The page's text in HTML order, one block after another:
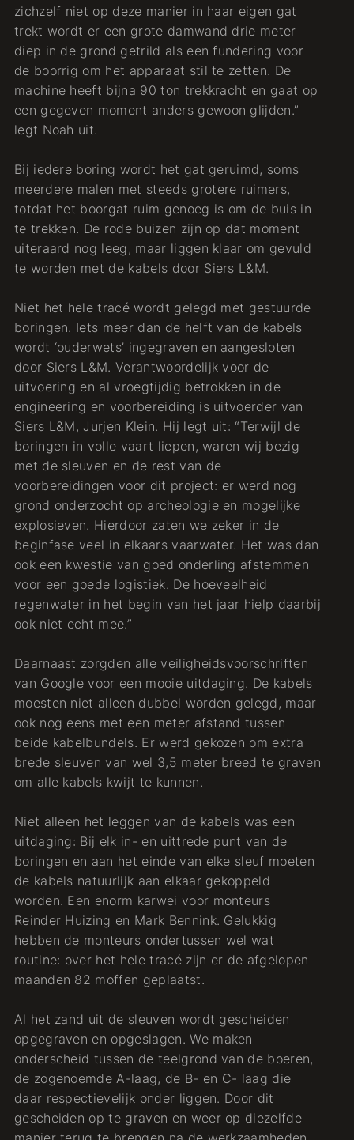
zichzelf niet op deze manier in haar eigen gat
trekt wordt er een grote damwand drie meter
diep in de grond getrild als een fundering voor
de boorrig om het apparaat stil te zetten. De
machine heeft bijna 90 ton trekkracht en gaat op
een gegeven moment anders gewoon glijden.”
legt Noah uit.
Bij iedere boring wordt het gat geruimd, soms
meerdere malen met steeds grotere ruimers,
totdat het boorgat ruim genoeg is om de buis in
te trekken. De rode buizen zijn op dat moment
uiteraard nog leeg, maar liggen klaar om gevuld
te worden met de kabels door Siers L&M.
Niet het hele tracé wordt gelegd met gestuurde
boringen. Iets meer dan de helft van de kabels
wordt ‘ouderwets’ ingegraven en aangesloten
door Siers L&M. Verantwoordelijk voor de
uitvoering en al vroegtijdig betrokken in de
engineering en voorbereiding is uitvoerder van
Siers L&M, Jurjen Klein. Hij legt uit: “Terwijl de
boringen in volle vaart liepen, waren wij bezig
met de sleuven en de rest van de
voorbereidingen voor dit project: er werd nog
grond onderzocht op archeologie en mogelijke
explosieven. Hierdoor zaten we zeker in de
beginfase veel in elkaars vaarwater. Het was dan
ook een kwestie van goed onderling afstemmen
voor een goede logistiek. De hoeveelheid
regenwater in het begin van het jaar hielp daarbij
ook niet echt mee.”
Daarnaast zorgden alle veiligheidsvoorschriften
van Google voor een mooie uitdaging. De kabels
moesten niet alleen dubbel worden gelegd, maar
ook nog eens met een meter afstand tussen
beide kabelbundels. Er werd gekozen om extra
brede sleuven van wel 3,5 meter breed te graven
om alle kabels kwijt te kunnen.
Niet alleen het leggen van de kabels was een
uitdaging: Bij elk in- en uittrede punt van de
boringen en aan het einde van elke sleuf moeten
de kabels natuurlijk aan elkaar gekoppeld
worden. Een enorm karwei voor monteurs
Reinder Huizing en Mark Bennink. Gelukkig
hebben de monteurs ondertussen wel wat
routine: over het hele tracé zijn er de afgelopen
maanden 82 moffen geplaatst.
Al het zand uit de sleuven wordt gescheiden
opgegraven en opgeslagen. We maken
onderscheid tussen de teelgrond van de boeren,
de zogenoemde A-laag, de B- en C- laag die
daar respectievelijk onder liggen. Door dit
gescheiden op te graven en weer op diezelfde